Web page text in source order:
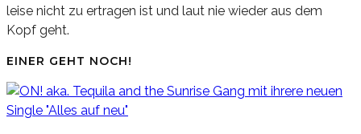
leise nicht zu ertragen ist und laut nie wieder aus dem
Kopf geht.
EINER GEHT NOCH!